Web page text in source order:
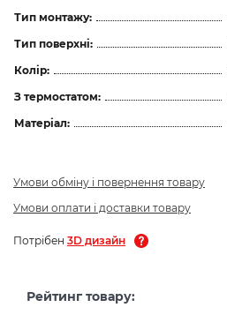
Тип монтажу:
Тип поверхні:
Колір:
З термостатом:
Матеріал:
Умови обміну і повернення товару
Умови оплати і доставки товару
Потрібен 3D дизайн
Рейтинг товару: